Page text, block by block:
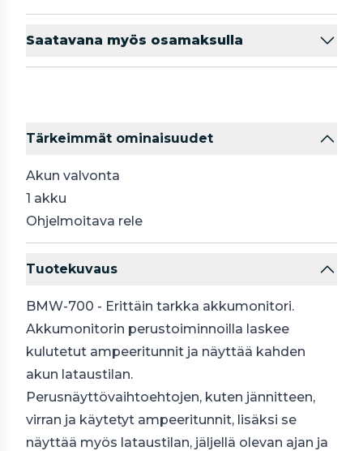
Saatavana myös osamaksulla
Tärkeimmät ominaisuudet
Akun valvonta
1 akku
Ohjelmoitava rele
Tuotekuvaus
BMW-700 - Erittäin tarkka akkumonitori.
Akkumonitorin perustoiminnoilla laskee
kulutetut ampeeritunnit ja näyttää kahden
akun lataustilan.
Perusnäyttövaihtoehtojen, kuten jännitteen,
virran ja käytetyt ampeeritunnit, lisäksi se
näyttää myös lataustilan, jäljellä olevan ajan ja